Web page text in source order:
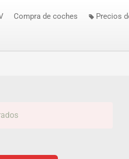
Compra de coches Precios